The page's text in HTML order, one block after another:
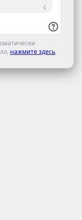
нажмите здесь.